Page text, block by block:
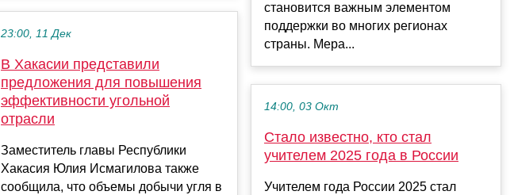
23:00, 11 Дек
В Хакасии представили
предложения для повышения
эффективности угольной
отрасли
Заместитель главы Республики
Хакасия Юлия Исмагилова также
сообщила, что объемы добычи угля в
становится важным элементом
поддержки во многих регионах
страны. Мера...
14:00, 03 Окт
Стало известно, кто стал
учителем 2025 года в России
Учителем года России 2025 стал